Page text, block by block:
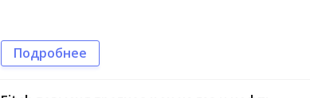
Подробнее